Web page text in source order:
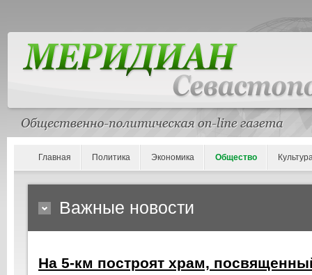
Главная Политика Экономика Общество
Важные новости
На 5-км построят храм,